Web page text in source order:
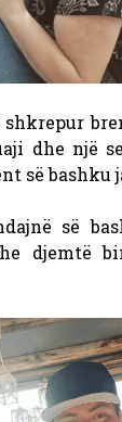
dhe një
së bashku
së
djemtë